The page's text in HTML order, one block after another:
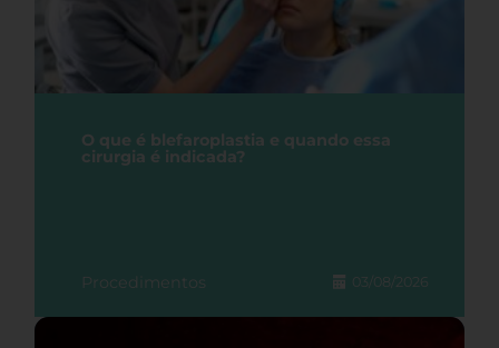
O que é blefaroplastia e quando essa
cirurgia é indicada?
Procedimentos 03/08/2026